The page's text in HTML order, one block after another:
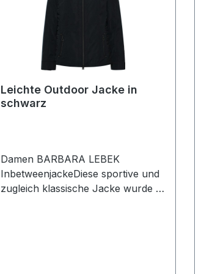
Leichte Outdoor Jacke in
schwarz
Damen BARBARA LEBEK
InbetweenjackeDiese sportive und
zugleich klassische Jacke wurde in